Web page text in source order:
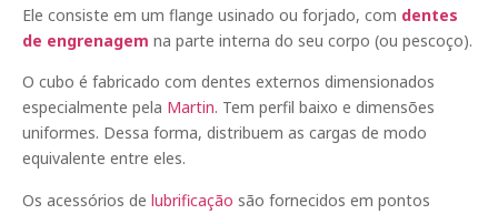
Ele consiste em um flange usinado ou forjado, com dentes
de engrenagem na parte interna do seu corpo (ou pescoço).
O cubo é fabricado com dentes externos dimensionados
especialmente pela Martin. Tem perfil baixo e dimensões
uniformes. Dessa forma, distribuem as cargas de modo
equivalente entre eles.
Os acessórios de lubrificação são fornecidos em pontos